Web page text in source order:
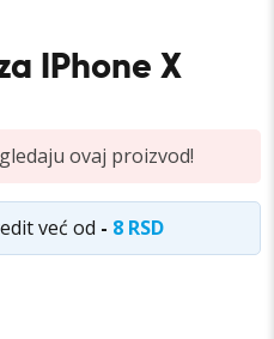
ovaj proizvod!
već od - 8 RSD
IPhone X